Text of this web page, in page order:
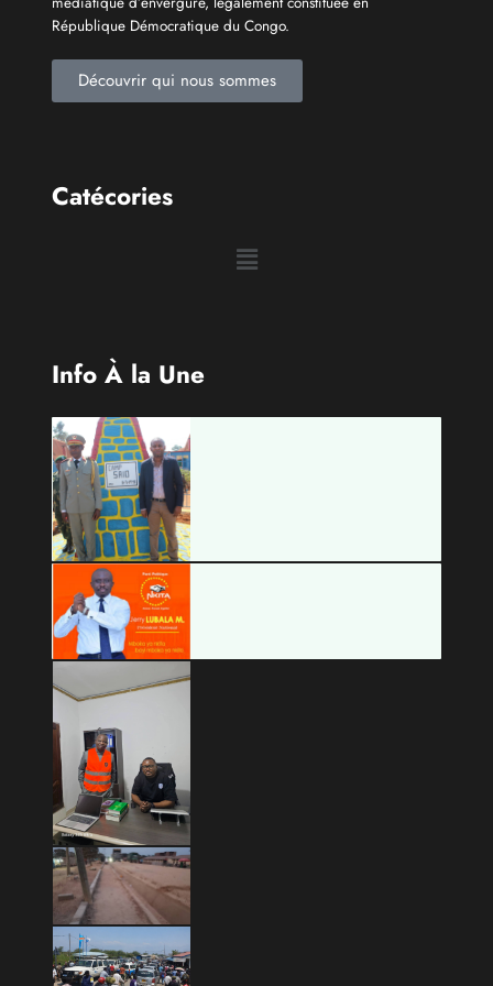
Qui sommes-nous?
Le Groupe de Presse Mashariki RDC est une organisation
Découvrir qui nous sommes
Info À la Une